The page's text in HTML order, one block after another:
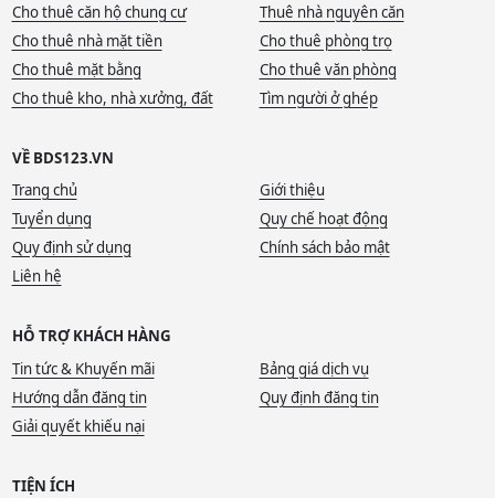
Cho thuê căn hộ chung cư
Thuê nhà nguyên căn
Cho thuê nhà mặt tiền
Cho thuê phòng trọ
Cho thuê mặt bằng
Cho thuê văn phòng
Cho thuê kho, nhà xưởng, đất
Tìm người ở ghép
VỀ BDS123.VN
Trang chủ
Giới thiệu
Tuyển dụng
Quy chế hoạt động
Quy định sử dụng
Chính sách bảo mật
Liên hệ
HỖ TRỢ KHÁCH HÀNG
Tin tức & Khuyến mãi
Bảng giá dịch vụ
Hướng dẫn đăng tin
Quy định đăng tin
Giải quyết khiếu nại
TIỆN ÍCH